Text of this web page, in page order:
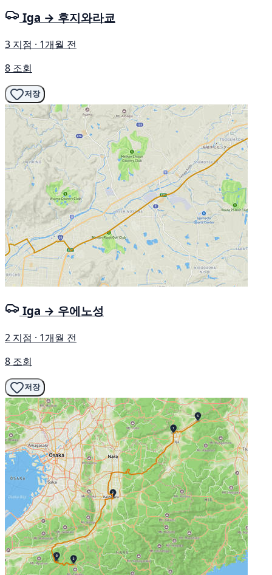
Iga → 후지와라쿄
3 지점 · 1개월 전
8 조회
저장
Iga → 우에노성
2 지점 · 1개월 전
8 조회
저장